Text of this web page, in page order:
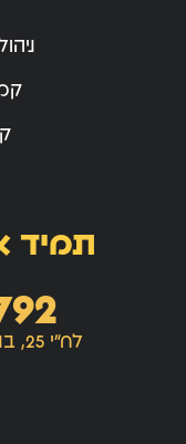
תמיד
לח"י 25, בני ברק (בית שקד) | קומה 1